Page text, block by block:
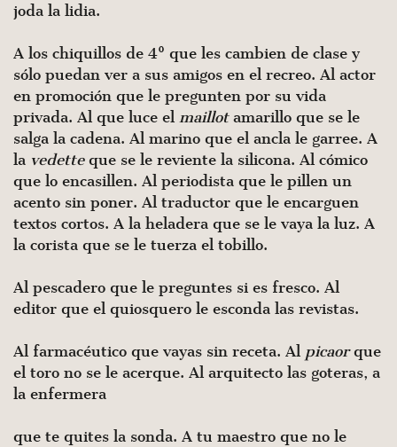
joda la lidia.
A los chiquillos de 4º que les cambien de clase y
sólo puedan ver a sus amigos en el recreo. Al actor
en promoción que le pregunten por su vida
privada. Al que luce el maillotamarillo que se le
salga la cadena. Al marino que el ancla le garree. A
la vedetteque se le reviente la silicona. Al cómico
que lo encasillen. Al periodista que le pillen un
acento sin poner. Al traductor que le encarguen
textos cortos. A la heladera que se le vaya la luz. A
la corista que se le tuerza el tobillo.
Al pescadero que le preguntes si es fresco. Al
editor que el quiosquero le esconda las revistas.
Al farmacéutico que vayas sin receta. Al picaorque
el toro no se le acerque. Al arquitecto las goteras, a
la enfermera
que te quites la sonda. A tu maestro que no le